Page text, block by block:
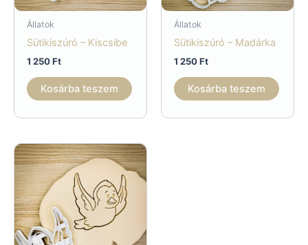
Állatok
Sütikiszúró – Kiscsibe
1 250Ft
Kosárba teszem
Állatok
Sütikiszúró – Madárka
1 250Ft
Kosárba teszem